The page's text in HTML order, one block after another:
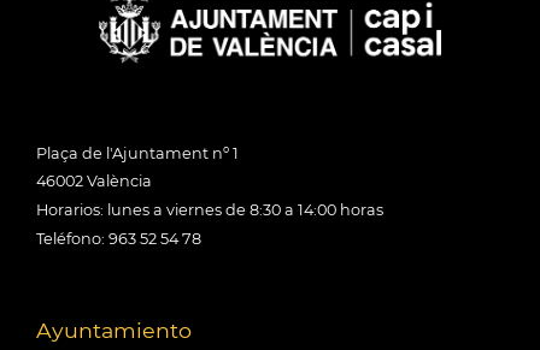
Plaça de l'Ajuntament nº 1
46002 València
Horarios: lunes a viernes de 8:30 a 14:00 horas
Teléfono: 963 52 54 78
Ayuntamiento